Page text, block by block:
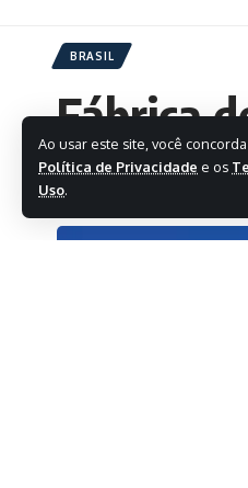
Ao usar este site, você
Política de Privacidade e os
Uso.
BRASIL
Fábrica
Ultima atualização: 8 de maio de
Por:RedaçãoPublicado: 8 de